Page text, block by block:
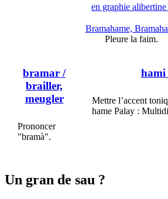
en graphie alibertine
Bramahame,
Pleure la faim.
bramar /
brailler,
meugler
Prononcer
"bramà".
hami
Mettre l’accent
hame Palay :
Un gran de sau ?